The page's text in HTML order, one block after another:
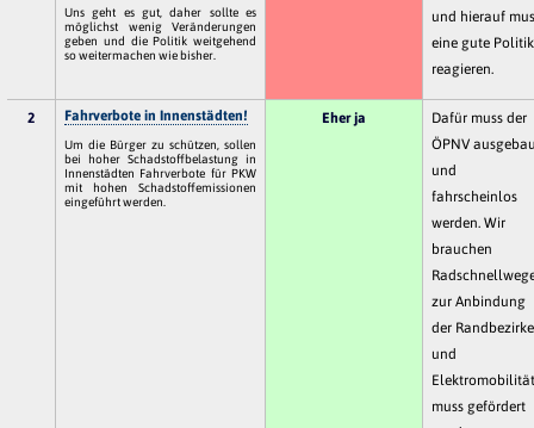
Uns geht es gut, daher sollte es
möglichst wenig Veränderungen
geben und die Politik weitgehend
so weitermachen wie bisher.
und hierauf
eine gute Politik
reagieren.
2 Fahrverbote in Innenstädten!
Um die Bürger zu schützen, sollen
bei hoher Schadstoffbelastung in
Innenstädten Fahrverbote für PKW
mit hohen Schadstoffemissionen
eingeführt werden.
Eher ja
Dafür muss der
ÖPNV
und
fahrscheinlos
werden. Wir
brauchen
zur Anbindung
der Randbezirke
und
muss gefördert